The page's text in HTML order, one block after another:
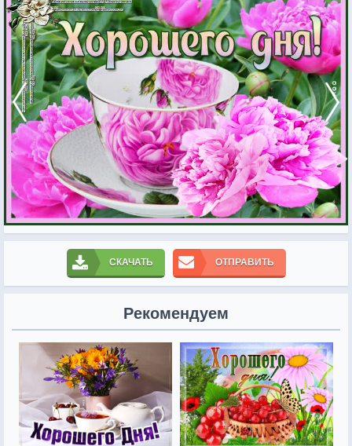
СКАЧАТЬ ОТПРАВИТЬ
Рекомендуем